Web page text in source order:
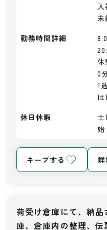
未
勤務時間詳細
休
0
1
休日休暇
キープする 詳
荷受け倉庫にて、納
庫、倉庫内の整理、伝